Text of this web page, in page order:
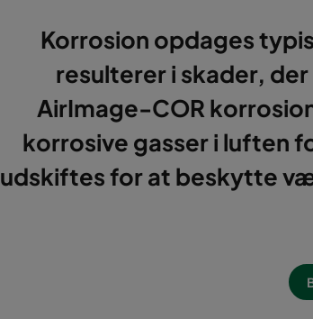
Korrosion opdages
resulterer i skader,
AirImage-COR
korrosive gasser i luften
udskiftes for at beskytte